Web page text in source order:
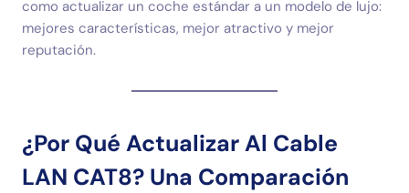
como actualizar un coche estándar a un modelo de lujo:
mejores características, mejor atractivo y mejor
reputación.
¿Por Qué Actualizar Al Cable
LAN CAT8? Una Comparación